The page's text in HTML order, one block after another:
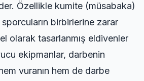
Özellikle kumite (müsabaka)
birbirlerine zarar
olarak tasarlanmış eldivenler
ekipmanlar, darbenin
vuranın hem de darbe